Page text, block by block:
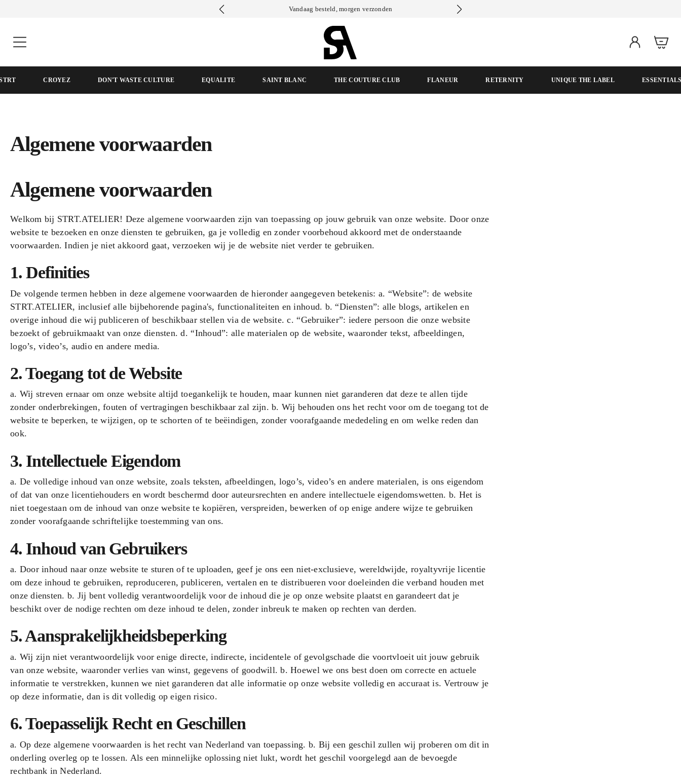
Vandaag besteld, morgen verzonden
CROYEZ DON'T WASTE CULTURE EQUALITE SAINT BLANC THE COUTURE CLUB FLANEUR RETERNITY UNIQUE THE LABEL
Algemene voorwaarden
Algemene voorwaarden
Welkom bij STRT.ATELIER! Deze algemene voorwaarden zijn van toepassing op jouw gebruik van onze website. Door onze
website te bezoeken en onze diensten te gebruiken, ga je volledig en zonder voorbehoud akkoord met de onderstaande
voorwaarden. Indien je niet akkoord gaat, verzoeken wij je de website niet verder te gebruiken.
1. Definities
De volgende termen hebben in deze algemene voorwaarden de hieronder aangegeven betekenis: a. “Website”: de website
STRT.ATELIER, inclusief alle bijbehorende pagina's, functionaliteiten en inhoud. b. “Diensten”: alle blogs, artikelen en
overige inhoud die wij publiceren of beschikbaar stellen via de website. c. “Gebruiker”: iedere persoon die onze website
bezoekt of gebruikmaakt van onze diensten. d. “Inhoud”: alle materialen op de website, waaronder tekst, afbeeldingen,
logo’s, video’s, audio en andere media.
2. Toegang tot de Website
a. Wij streven ernaar om onze website altijd toegankelijk te houden, maar kunnen niet garanderen dat deze te allen tijde
zonder onderbrekingen, fouten of vertragingen beschikbaar zal zijn. b. Wij behouden ons het recht voor om de toegang tot de
website te beperken, te wijzigen, op te schorten of te beëindigen, zonder voorafgaande mededeling en om welke reden dan
ook.
3. Intellectuele Eigendom
a. De volledige inhoud van onze website, zoals teksten, afbeeldingen, logo’s, video’s en andere materialen, is ons eigendom
of dat van onze licentiehouders en wordt beschermd door auteursrechten en andere intellectuele eigendomswetten. b. Het is
niet toegestaan om de inhoud van onze website te kopiëren, verspreiden, bewerken of op enige andere wijze te gebruiken
zonder voorafgaande schriftelijke toestemming van ons.
4. Inhoud van Gebruikers
a. Door inhoud naar onze website te sturen of te uploaden, geef je ons een niet-exclusieve, wereldwijde, royaltyvrije licentie
om deze inhoud te gebruiken, reproduceren, publiceren, vertalen en te distribueren voor doeleinden die verband houden met
onze diensten. b. Jij bent volledig verantwoordelijk voor de inhoud die je op onze website plaatst en garandeert dat je
beschikt over de nodige rechten om deze inhoud te delen, zonder inbreuk te maken op rechten van derden.
5. Aansprakelijkheidsbeperking
a. Wij zijn niet verantwoordelijk voor enige directe, indirecte, incidentele of gevolgschade die voortvloeit uit jouw gebruik
van onze website, waaronder verlies van winst, gegevens of goodwill. b. Hoewel we ons best doen om correcte en actuele
informatie te verstrekken, kunnen we niet garanderen dat alle informatie op onze website volledig en accuraat is. Vertrouw je
op deze informatie, dan is dit volledig op eigen risico.
6. Toepasselijk Recht en Geschillen
a. Op deze algemene voorwaarden is het recht van Nederland van toepassing. b. Bij een geschil zullen wij proberen om dit in
onderling overleg op te lossen. Als een minnelijke oplossing niet lukt, wordt het geschil voorgelegd aan de bevoegde
rechtbank in Nederland.